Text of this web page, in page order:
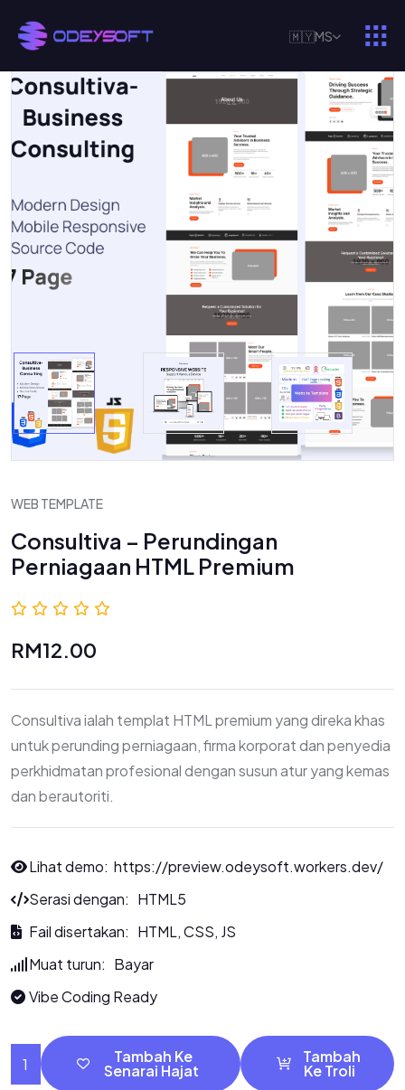
🇲🇾MS
WEB TEMPLATE
Consultiva – Perundingan
Perniagaan HTML Premium
RM12.00
Consultiva ialah templat HTML premium yang direka khas
untuk perunding perniagaan, firma korporat dan penyedia
perkhidmatan profesional dengan susun atur yang kemas
dan berautoriti.
Lihat demo: https://preview.odeysoft.workers.dev/
Serasi dengan: HTML5
Fail disertakan: HTML, CSS, JS
Muat turun: Bayar
Vibe Coding Ready
Tambah Ke
Senarai Hajat
Tambah
Ke Troli